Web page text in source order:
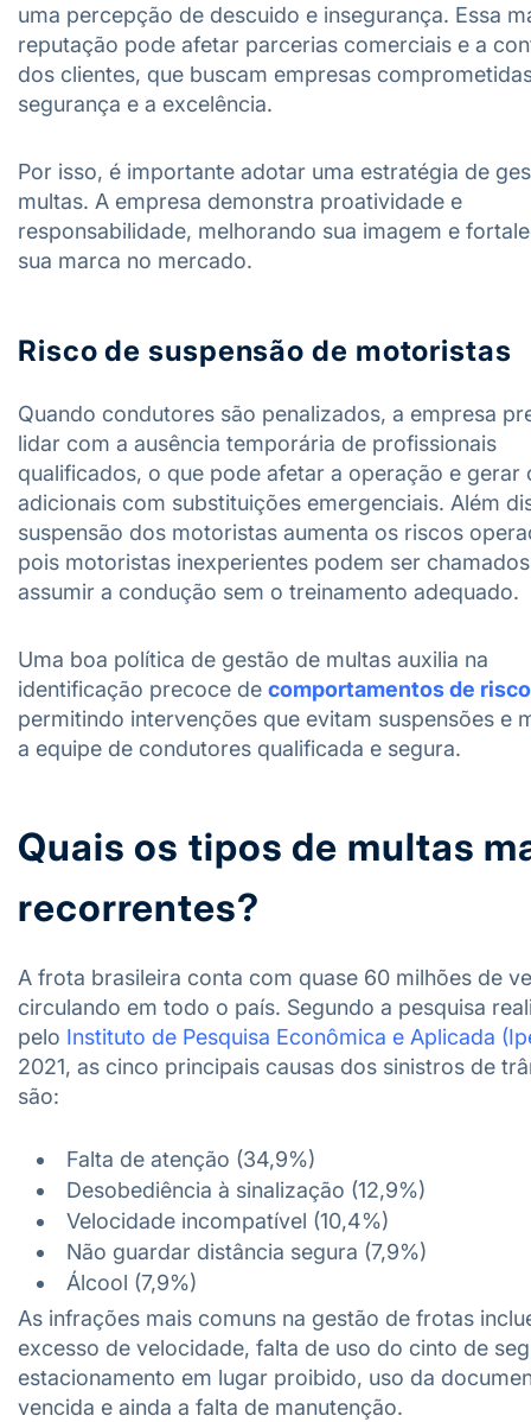
uma percepção de descuido e insegurança. Essa
reputação pode afetar parcerias comerciais e a
dos clientes, que buscam empresas
segurança e a excelência.
Por isso, é importante adotar uma estratégia de
multas. A empresa demonstra proatividade e
responsabilidade, melhorando sua imagem e
sua marca no mercado.
Risco de suspensão de motoristas
Quando condutores são penalizados, a empresa
lidar com a ausência temporária de profissionais
qualificados, o que pode afetar a operação e gerar
adicionais com substituições emergenciais. Além
suspensão dos motoristas aumenta os riscos
pois motoristas inexperientes podem ser
assumir a condução sem o treinamento adequado.
Uma boa política de gestão de multas auxilia na
identificação precoce de comportamentos de risco
permitindo intervenções que evitam suspensões e
a equipe de condutores qualificada e segura.
Quais os tipos de multas
recorrentes?
A frota brasileira conta com quase 60 milhões de
circulando em todo o país. Segundo a pesquisa
pelo Instituto de Pesquisa Econômica e Aplicada
2021, as cinco principais causas dos sinistros de
são:
Falta de atenção (34,9%)
Desobediência à sinalização (12,9%)
Velocidade incompatível (10,4%)
Não guardar distância segura (7,9%)
Álcool (7,9%)
As infrações mais comuns na gestão de frotas
excesso de velocidade, falta de uso do cinto de
estacionamento em lugar proibido, uso da
vencida e ainda a falta de manutenção.